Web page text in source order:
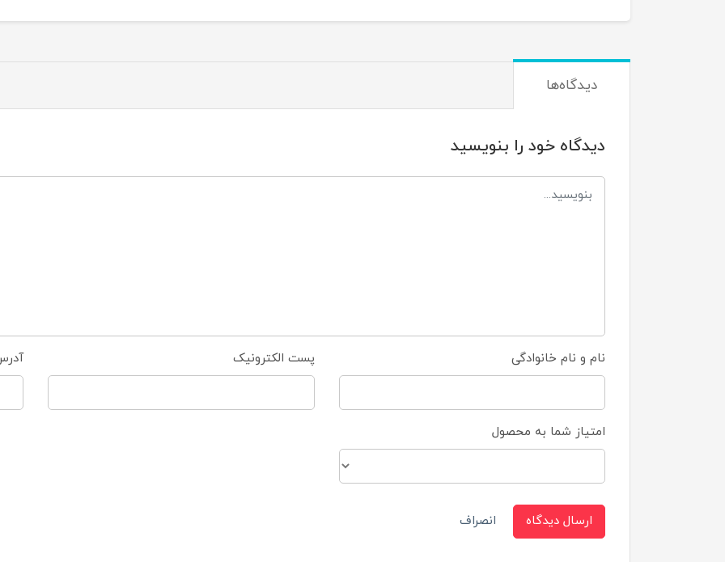
دیدگاه‌ها
دیدگاه خود را بنویسید
نام و نام خانوادگی پست الکترونیک
امتیاز شما به محصول
ارسال دیدگاه انصراف